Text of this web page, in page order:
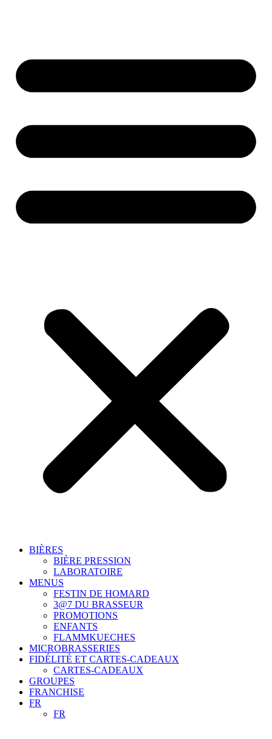
BIÈRES
BIÈRE PRESSION
LABORATOIRE
MENUS
FESTIN DE HOMARD
3@7 DU BRASSEUR
PROMOTIONS
ENFANTS
FLAMMKUECHES
MICROBRASSERIES
FIDÉLITÉ ET CARTES-CADEAUX
CARTES-CADEAUX
GROUPES
FRANCHISE
FR
FR